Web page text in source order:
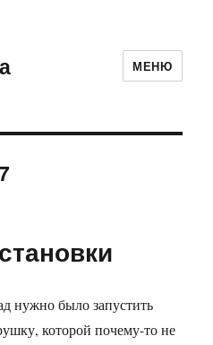
МЕНЮ
нужно было запустить
которой почему-то не